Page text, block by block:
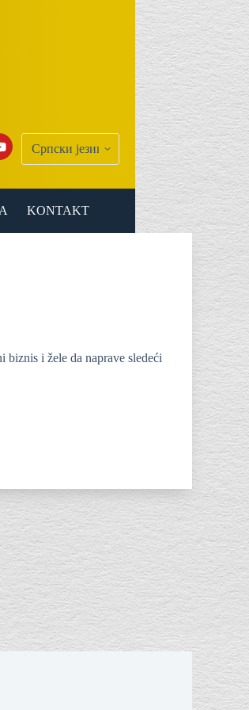
KONTAKT
i žele da naprave sledeći